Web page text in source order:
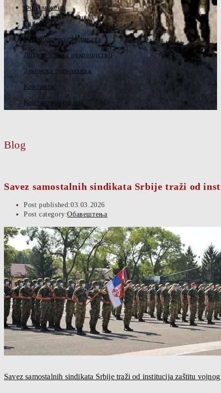
Форум жена
Галерија
Руководство синдиката
Документа за руководство
Законска регулатива
Контакти
Контактирајте нас
Blog
Savez samostalnih sindikata Srbije traži od
Post published:03.03.2026
Post category:Обавештења
Savez samostalnih sindikata Srbije traži od institucija zaštitu